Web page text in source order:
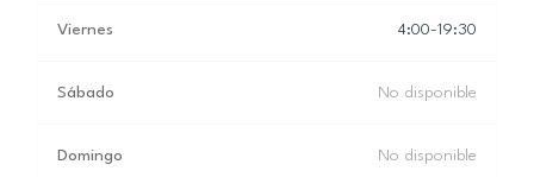
Viernes 4:00-19:30
Sábado No disponible
Domingo No disponible